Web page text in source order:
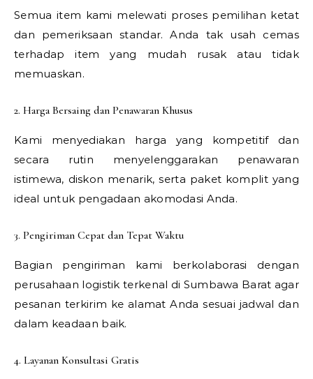
Semua item kami melewati proses pemilihan ketat
dan pemeriksaan standar. Anda tak usah cemas
terhadap item yang mudah rusak atau tidak
memuaskan.
2. Harga Bersaing dan Penawaran Khusus
Kami menyediakan harga yang kompetitif dan
secara rutin menyelenggarakan penawaran
istimewa, diskon menarik, serta paket komplit yang
ideal untuk pengadaan akomodasi Anda.
3. Pengiriman Cepat dan Tepat Waktu
Bagian pengiriman kami berkolaborasi dengan
perusahaan logistik terkenal di Sumbawa Barat agar
pesanan terkirim ke alamat Anda sesuai jadwal dan
dalam keadaan baik.
4. Layanan Konsultasi Gratis